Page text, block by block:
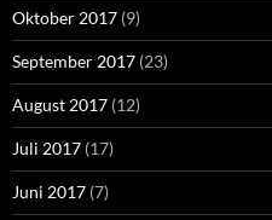
Oktober 2017 (9)
September 2017 (23)
August 2017 (12)
Juli 2017 (17)
Juni 2017 (7)